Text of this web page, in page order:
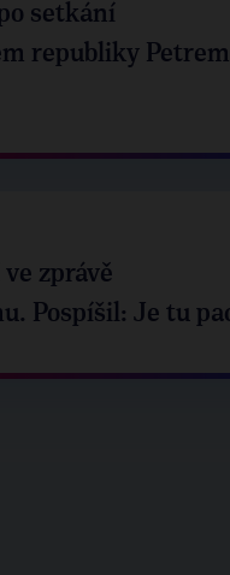
setkání
republiky Petrem
zprávě
Pospíšil: Je tu